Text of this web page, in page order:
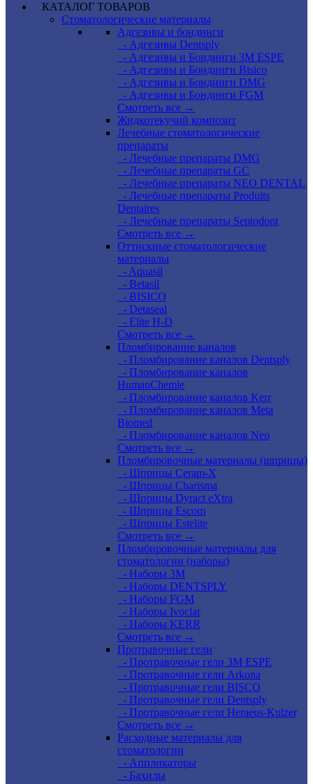
КАТАЛОГ ТОВАРОВ
Стоматологические материалы
Адгезивы и бондинги
- Адгезивы Dentsply
- Адгезивы и Бондинги 3M ESPE
- Адгезивы и Бондинги Bisico
- Адгезивы и Бондинги DMG
- Адгезивы и Бондинги FGM
Смотреть все →
Жидкотекучий композит
Лечебные стоматологические
препараты
- Лечебные препараты DMG
- Лечебные препараты GC
- Лечебные препараты NEO DENTAL
- Лечебные препараты Produits
Dentaires
- Лечебные препараты Septodont
Смотреть все →
Оттискные стоматологические
материалы
- Aquasil
- Betasil
- BISICO
- Detaseal
- Elite H-D
Смотреть все →
Пломбирование каналов
- Пломбирование каналов Dentsply
- Пломбирование каналов
HumanChemie
- Пломбирование каналов Kerr
- Пломбирование каналов Meta
Biomed
- Пломбирование каналов Neo
Смотреть все →
Пломбировочные материалы (шприцы)
- Шприцы Ceram-X
- Шприцы Charisma
- Шприцы Dyract eXtra
- Шприцы Escom
- Шприцы Estelite
Смотреть все →
Пломбировочные материалы для
стоматологии (наборы)
- Наборы 3М
- Наборы DENTSPLY
- Наборы FGM
- Наборы Ivoclar
- Наборы KERR
Смотреть все →
Протравочные гели
- Протравочные гели 3М ESPE
- Протравочные гели Arkona
- Протравочные гели BISCO
- Протравочные гели Dentsply
- Протравочные гели Heraeus-Kulzer
Смотреть все →
Расходные материалы для
стоматологии
- Аппликаторы
- Бахилы